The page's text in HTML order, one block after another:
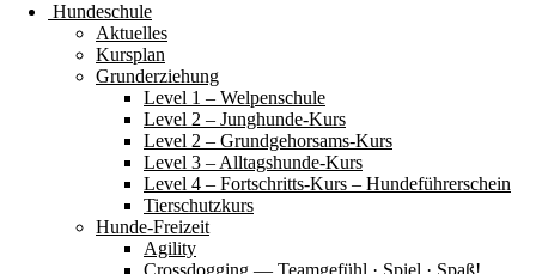
Hundeschule
Aktuelles
Kursplan
Grunderziehung
Level 1 – Welpenschule
Level 2 – Junghunde-Kurs
Level 2 – Grundgehorsams-Kurs
Level 3 – Alltagshunde-Kurs
Level 4 – Fortschritts-Kurs – Hundeführerschein
Tierschutzkurs
Hunde-Freizeit
Agility
Crossdogging — Teamgefühl · Spiel · Spaß!